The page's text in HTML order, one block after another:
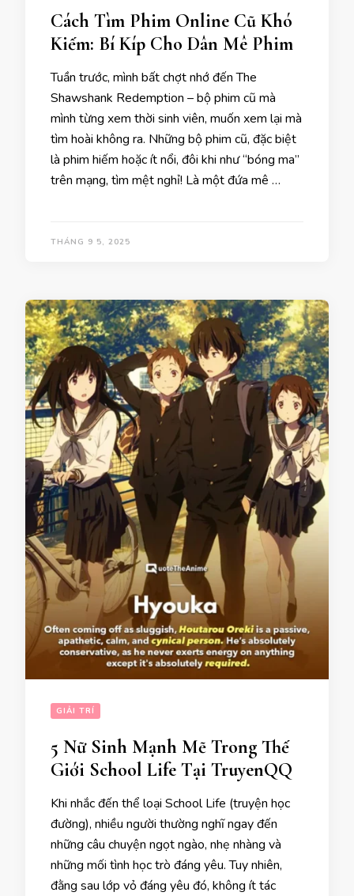
Cách Tìm Phim Online Cũ Khó
Kiếm: Bí Kíp Cho Dân Mê Phim
Tuần trước, mình bất chợt nhớ đến The
Shawshank Redemption – bộ phim cũ mà
mình từng xem thời sinh viên, muốn xem lại mà
tìm hoài không ra. Những bộ phim cũ, đặc biệt
là phim hiếm hoặc ít nổi, đôi khi như “bóng ma”
trên mạng, tìm mệt nghỉ! Là một đứa mê …
THÁNG 9 5, 2025
GIẢI TRÍ
5 Nữ Sinh Mạnh Mẽ Trong Thế
Giới School Life Tại TruyenQQ
Khi nhắc đến thể loại School Life (truyện học
đường), nhiều người thường nghĩ ngay đến
những câu chuyện ngọt ngào, nhẹ nhàng và
những mối tình học trò đáng yêu. Tuy nhiên,
đằng sau lớp vỏ đáng yêu đó, không ít tác